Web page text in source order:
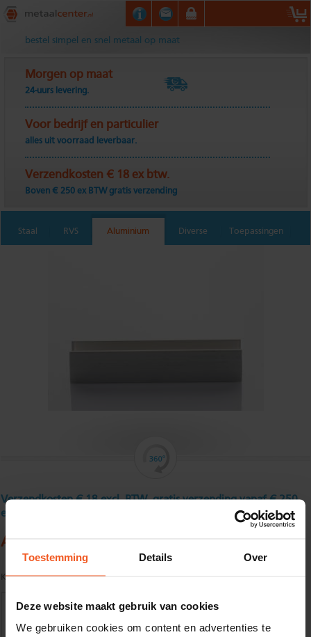
Toestemming Details Over
Deze website maakt gebruik van cookies
We gebruiken cookies om content en advertenties te
Metaalcenter.nl
bestel simpel en snel metaal op maat
Morgen op maat
24-uurs levering.
Voor bedrijf en particulier
alles uit voorraad leverbaar.
Verzendkosten € 18 ex btw.
Boven € 250 ex BTW gratis verzending
Staal RVS Aluminium Diverse Toepassingen
Verzendkosten € 18 excl. BTW, gratis verzending vanaf € 250
excl. BTW
Aluminium U - profiel 25 x 25 x 25 x 2 mm
Kwaliteit: EN AW-6060-T66 volgens EN755-1/2